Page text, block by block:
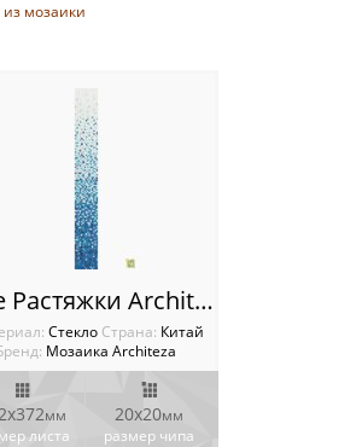
из мозаики
Blue Растяжки Architeza
Стекло Cтрана: Китай
Мозаика Architeza
мм
листа
20х20мм
размер чипа